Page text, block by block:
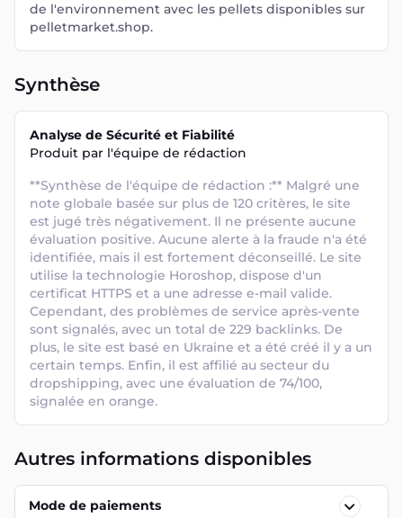
de l'environnement avec les pellets disponibles sur
pelletmarket.shop.
Synthèse
Analyse de Sécurité et Fiabilité
Produit par l'équipe de rédaction
**Synthèse de l'équipe de rédaction :** Malgré une
note globale basée sur plus de 120 critères, le site
est jugé très négativement. Il ne présente aucune
évaluation positive. Aucune alerte à la fraude n'a été
identifiée, mais il est fortement déconseillé. Le site
utilise la technologie Horoshop, dispose d'un
certificat HTTPS et a une adresse e-mail valide.
Cependant, des problèmes de service après-vente
sont signalés, avec un total de 229 backlinks. De
plus, le site est basé en Ukraine et a été créé il y a un
certain temps. Enfin, il est affilié au secteur du
dropshipping, avec une évaluation de 74/100,
signalée en orange.
Autres informations disponibles
Mode de paiements